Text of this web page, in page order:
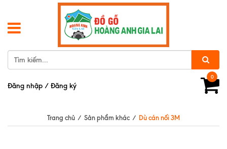
0
Đăng nhập / Đăng ký
Trang chủ / Sản phẩm khác / Dù cán nối 3M